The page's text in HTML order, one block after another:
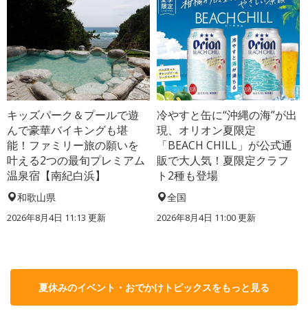
キッズパーク＆プールで遊
んで豪華バイキングも堪
能！ファミリー旅の願いを
叶える2つの最旬プレミアム
温泉宿【南紀白浜】
和歌山県
2026年8月4日 11:13 更新
冷やすと缶に“沖縄の海”が出
現、オリオン夏限定
「BEACH CHILL」が公式通
販で大人気！夏限定クラフ
ト2種も登場
全国
2026年8月4日 11:00更新
夏休みのイベント・おでかけトピックスをもっと見る